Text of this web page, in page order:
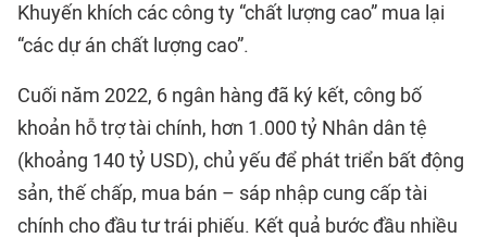
Khuyến khích các công ty “chất lượng cao” mua lại
“các dự án chất lượng cao”.
Cuối năm 2022, 6 ngân hàng đã ký kết, công bố
khoản hỗ trợ tài chính, hơn 1.000 tỷ Nhân dân tệ
(khoảng 140 tỷ USD), chủ yếu để phát triển bất động
sản, thế chấp, mua bán – sáp nhập cung cấp tài
chính cho đầu tư trái phiếu. Kết quả bước đầu nhiều